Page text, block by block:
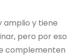
amplio y tiene
pero por eso
complementen